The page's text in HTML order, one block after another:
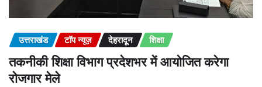
उत्तराखंड टॉप न्यूज़ देहरादून शिक्षा
तकनीकी शिक्षा विभाग प्रदेशभर में आयोजित करेगा
रोजगार मेले